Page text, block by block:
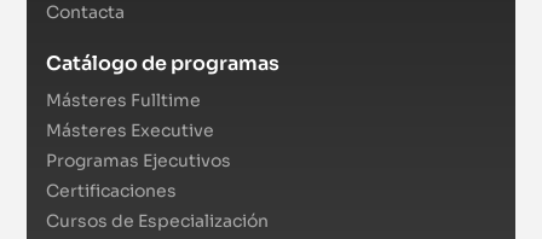
Contacta
Catálogo de programas
Másteres Fulltime
Másteres Executive
Programas Ejecutivos
Certificaciones
Cursos de Especialización